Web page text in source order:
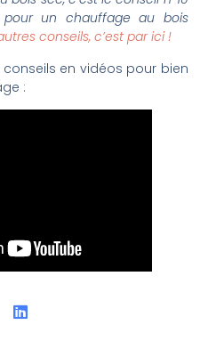
un chauffage au bois
conseils, c’est par ici !
en vidéos pour bien
: